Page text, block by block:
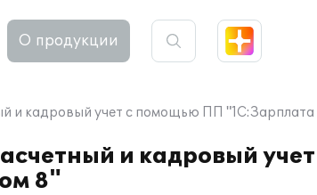
О продукции
и кадровый учет с помощью ПП
и кадровый
8"